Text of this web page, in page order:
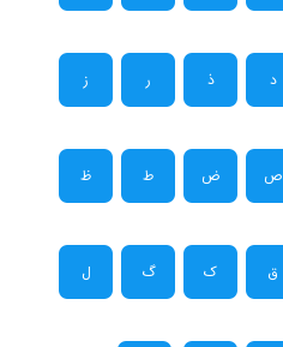
د ذ ر ز
ص ض ط ظ
ق ک گ ل